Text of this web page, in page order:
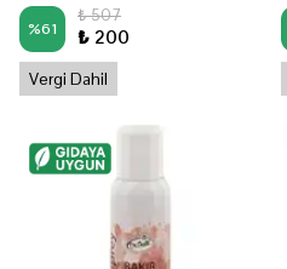
%61
₺ 507
₺ 200
Vergi Dahil